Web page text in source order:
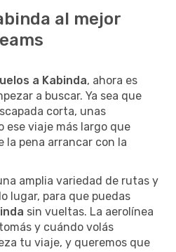
al mejor
a Kabinda, ahora es
a buscar. Ya sea que
corta, unas
ese viaje más largo que
la pena arrancar con la
amplia variedad de rutas y
lugar, para que puedas
sin vueltas. La aerolínea
y cuándo volás
tu viaje, y queremos que